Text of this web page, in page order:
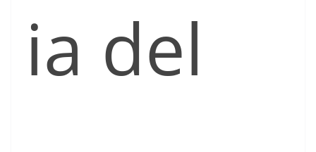
ia del